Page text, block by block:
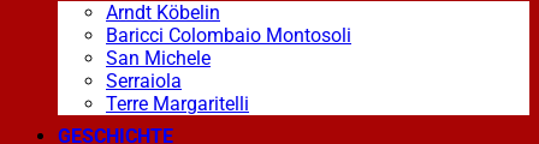
Arndt Köbelin
Baricci Colombaio Montosoli
San Michele
Serraiola
Terre Margaritelli
GESCHICHTE